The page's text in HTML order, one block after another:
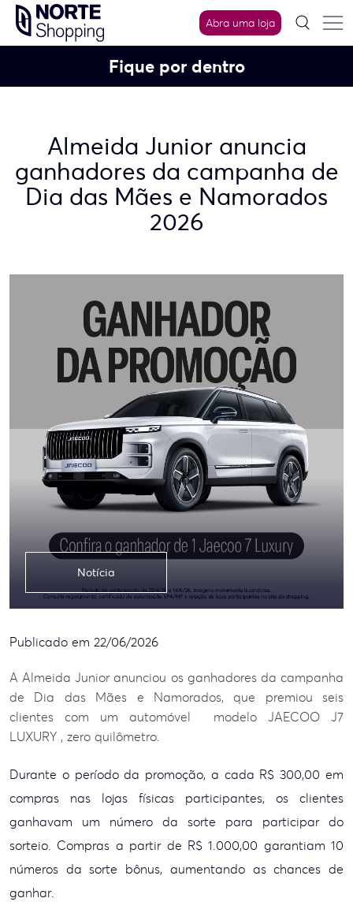
Skip
content
Abra uma loja
Fique por dentro
Almeida Junior anuncia
ganhadores da campanha de
Dia das Mães e Namorados
2026
Notícia
Publicado em 22/06/2026
A Almeida Junior anunciou os ganhadores da campanha
de Dia das Mães e Namorados, que premiou seis
clientes com um automóvel modelo JAECOO J7
LUXURY , zero quilômetro.
Durante o período da promoção, a cada R$ 300,00 em
compras nas lojas físicas participantes, os clientes
ganhavam um número da sorte para participar do
sorteio. Compras a partir de R$ 1.000,00 garantiam 10
números da sorte bônus, aumentando as chances de
ganhar.